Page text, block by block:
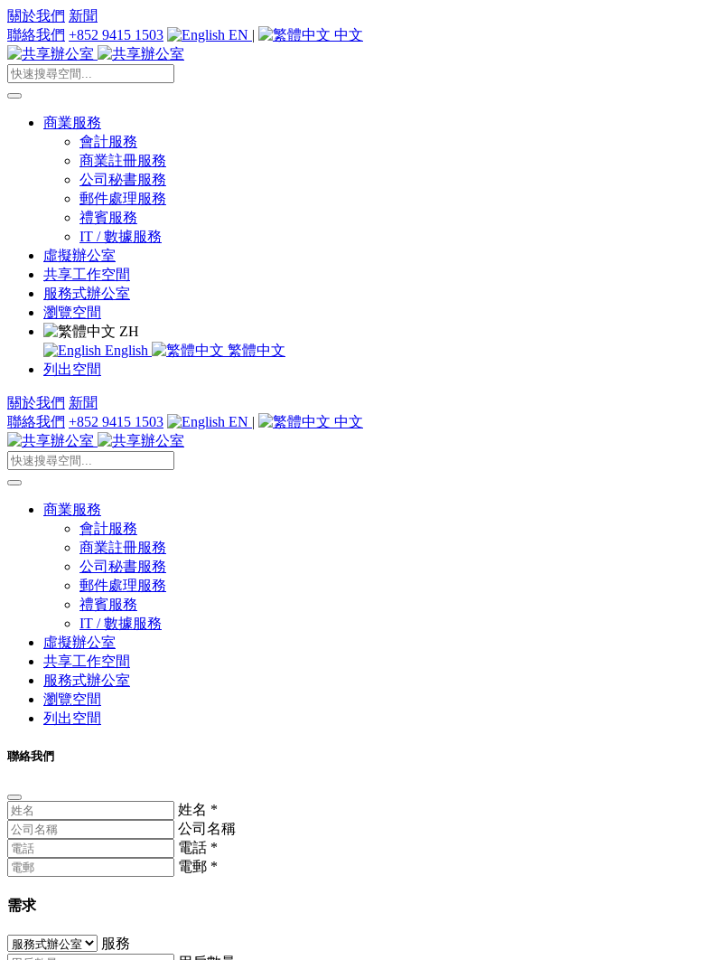
關於我們 新聞
聯絡我們 +852 9415 1503 EN | 中文
商業服務
會計服務
商業註冊服務
公司秘書服務
郵件處理服務
禮賓服務
IT / 數據服務
虛擬辦公室
共享工作空間
服務式辦公室
瀏覽空間
ZH
English
繁體中文
列出空間
關於我們 新聞
聯絡我們 +852 9415 1503 EN | 中文
商業服務
會計服務
商業註冊服務
公司秘書服務
郵件處理服務
禮賓服務
IT / 數據服務
虛擬辦公室
共享工作空間
服務式辦公室
瀏覽空間
列出空間
聯絡我們
姓名 *
公司名稱
電話 *
電郵 *
需求
服務